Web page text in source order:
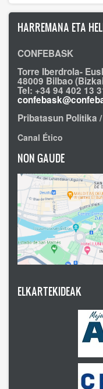
HARREMANA ETA
CONFEBASK
Torre Iberdrola-
48009 Bilbao
Tel: +34 94 402 13
Pribatasun Politika
Canal Ético
NON GAUDE
ELKARTEKIDEAK